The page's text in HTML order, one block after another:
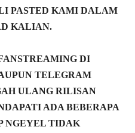
PASTED KAMI DALAM
KALIAN.
DI
TELEGRAM
ULANG RILISAN
ADA BEBERAPA
NGEYEL TIDAK